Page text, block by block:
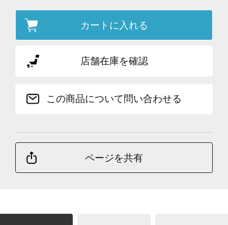
カートに入れる
店舗在庫を確認
この商品について問い合わせる
ページを共有